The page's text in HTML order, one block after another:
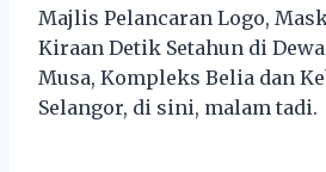
Majlis Pelancaran Logo,
Kiraan Detik Setahun di
Musa, Kompleks Belia dan
Selangor, di sini, malam tadi.